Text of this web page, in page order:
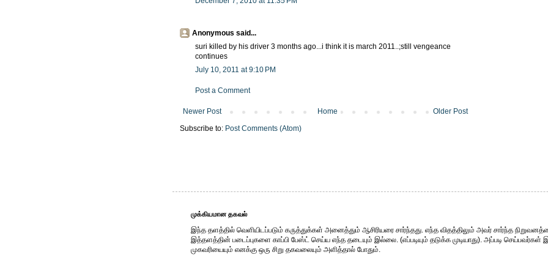
Anonymous said...
suri killed by his driver 3 months ago...i think it is march 2011..;still vengeance
continues
July 10, 2011 at 9:10 PM
Post a Comment
Newer Post Older Post
Home
Subscribe to: Post Comments (Atom)
முக்கியமான தகவல்
இந்த தளத்தில் வெளியிடப்படும் கருத்துக்கள் அனைத்தும் ஆசிரியரை சார்ந்தது. எந்த விதத்திலும் அவர் சார்ந்த
இத்தளத்தின் படைப்புகளை காப்பி பேஸ்ட் செய்ய எந்த தடையும் இல்லை. (எப்படியும் தடுக்க முடியாது). அப்படி
முகவரியையும் எனக்கு ஒரு சிறு தகவலையும் அளித்தால் போதும்.